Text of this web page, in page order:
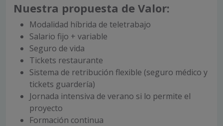
Nuestra propuesta de Valor:
Modalidad híbrida de teletrabajo
Salario fijo + variable
Seguro de vida
Tickets restaurante
Sistema de retribución flexible (seguro médico y
tickets guardería)
Jornada intensiva de verano si lo permite el
proyecto
Formación continua